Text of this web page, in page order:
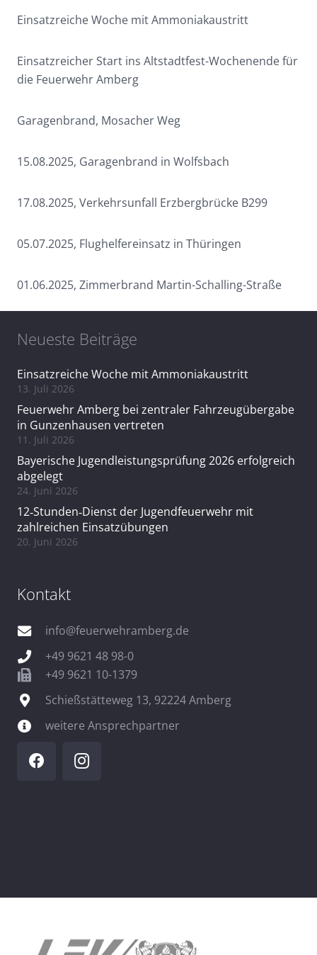
Einsatzreiche Woche mit Ammoniakaustritt
Einsatzreicher Start ins Altstadtfest-Wochenende für
die Feuerwehr Amberg
Garagenbrand, Mosacher Weg
15.08.2025, Garagenbrand in Wolfsbach
17.08.2025, Verkehrsunfall Erzbergbrücke B299
05.07.2025, Flughelfereinsatz in Thüringen
01.06.2025, Zimmerbrand Martin-Schalling-Straße
Neueste Beiträge
Einsatzreiche Woche mit Ammoniakaustritt
13. Juli 2026
Feuerwehr Amberg bei zentraler Fahrzeugübergabe
in Gunzenhausen vertreten
11. Juli 2026
Bayerische Jugendleistungsprüfung 2026 erfolgreich
abgelegt
24. Juni 2026
12‑Stunden‑Dienst der Jugendfeuerwehr mit
zahlreichen Einsatzübungen
20. Juni 2026
Kontakt
info@feuerwehramberg.de
+49 9621 48 98-0
+49 9621 10-1379
Schießstätteweg 13, 92224 Amberg
weitere Ansprechpartner